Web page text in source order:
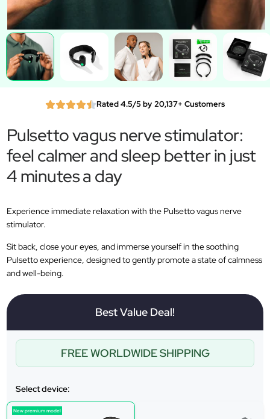
Rated 4.5/5 by 20,137+ Customers
Pulsetto vagus nerve stimulator:
feel calmer and sleep better in just
4 minutes a day
Experience immediate relaxation with the Pulsetto vagus nerve
stimulator.
Sit back, close your eyes, and immerse yourself in the soothing
Pulsetto experience, designed to gently promote a state of calmness
and well-being.
Best Value Deal!
FREE WORLDWIDE SHIPPING
Select device:
New premium model